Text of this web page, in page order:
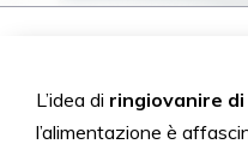
L’idea di ringiovanire di
l’alimentazione è